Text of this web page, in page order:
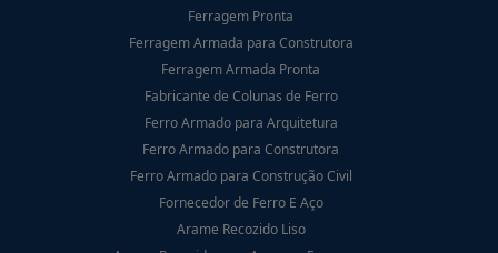
Ferragem Pronta
Ferragem Armada para Construtora
Ferragem Armada Pronta
Fabricante de Colunas de Ferro
Ferro Armado para Arquitetura
Ferro Armado para Construtora
Ferro Armado para Construção Civil
Fornecedor de Ferro E Aço
Arame Recozido Liso